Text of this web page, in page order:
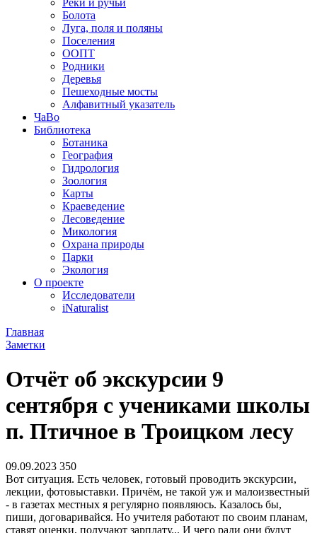
Реки и ручьи
Болота
Луга, поля и поляны
Поселения
ООПТ
Родники
Деревья
Пешеходные мосты
Алфавитный указатель
ЧаВо
Библиотека
Ботаника
География
Гидрология
Зоология
Карты
Краеведение
Лесоведение
Микология
Охрана природы
Парки
Экология
О проекте
Исследователи
iNaturalist
Главная
Заметки
Отчёт об экскурсии 9
сентября с учениками школы
п. Птичное в Троицком лесу
09.09.2023 350
Вот ситуация. Есть человек, готовый проводить экскурсии,
лекции, фотовыставки. Причём, не такой уж и малоизвестный
- в газетах местных я регулярно появляюсь. Казалось бы,
пиши, договаривайся. Но учителя работают по своим планам,
ставят оценки, получают зарплату... И чего ради они будут